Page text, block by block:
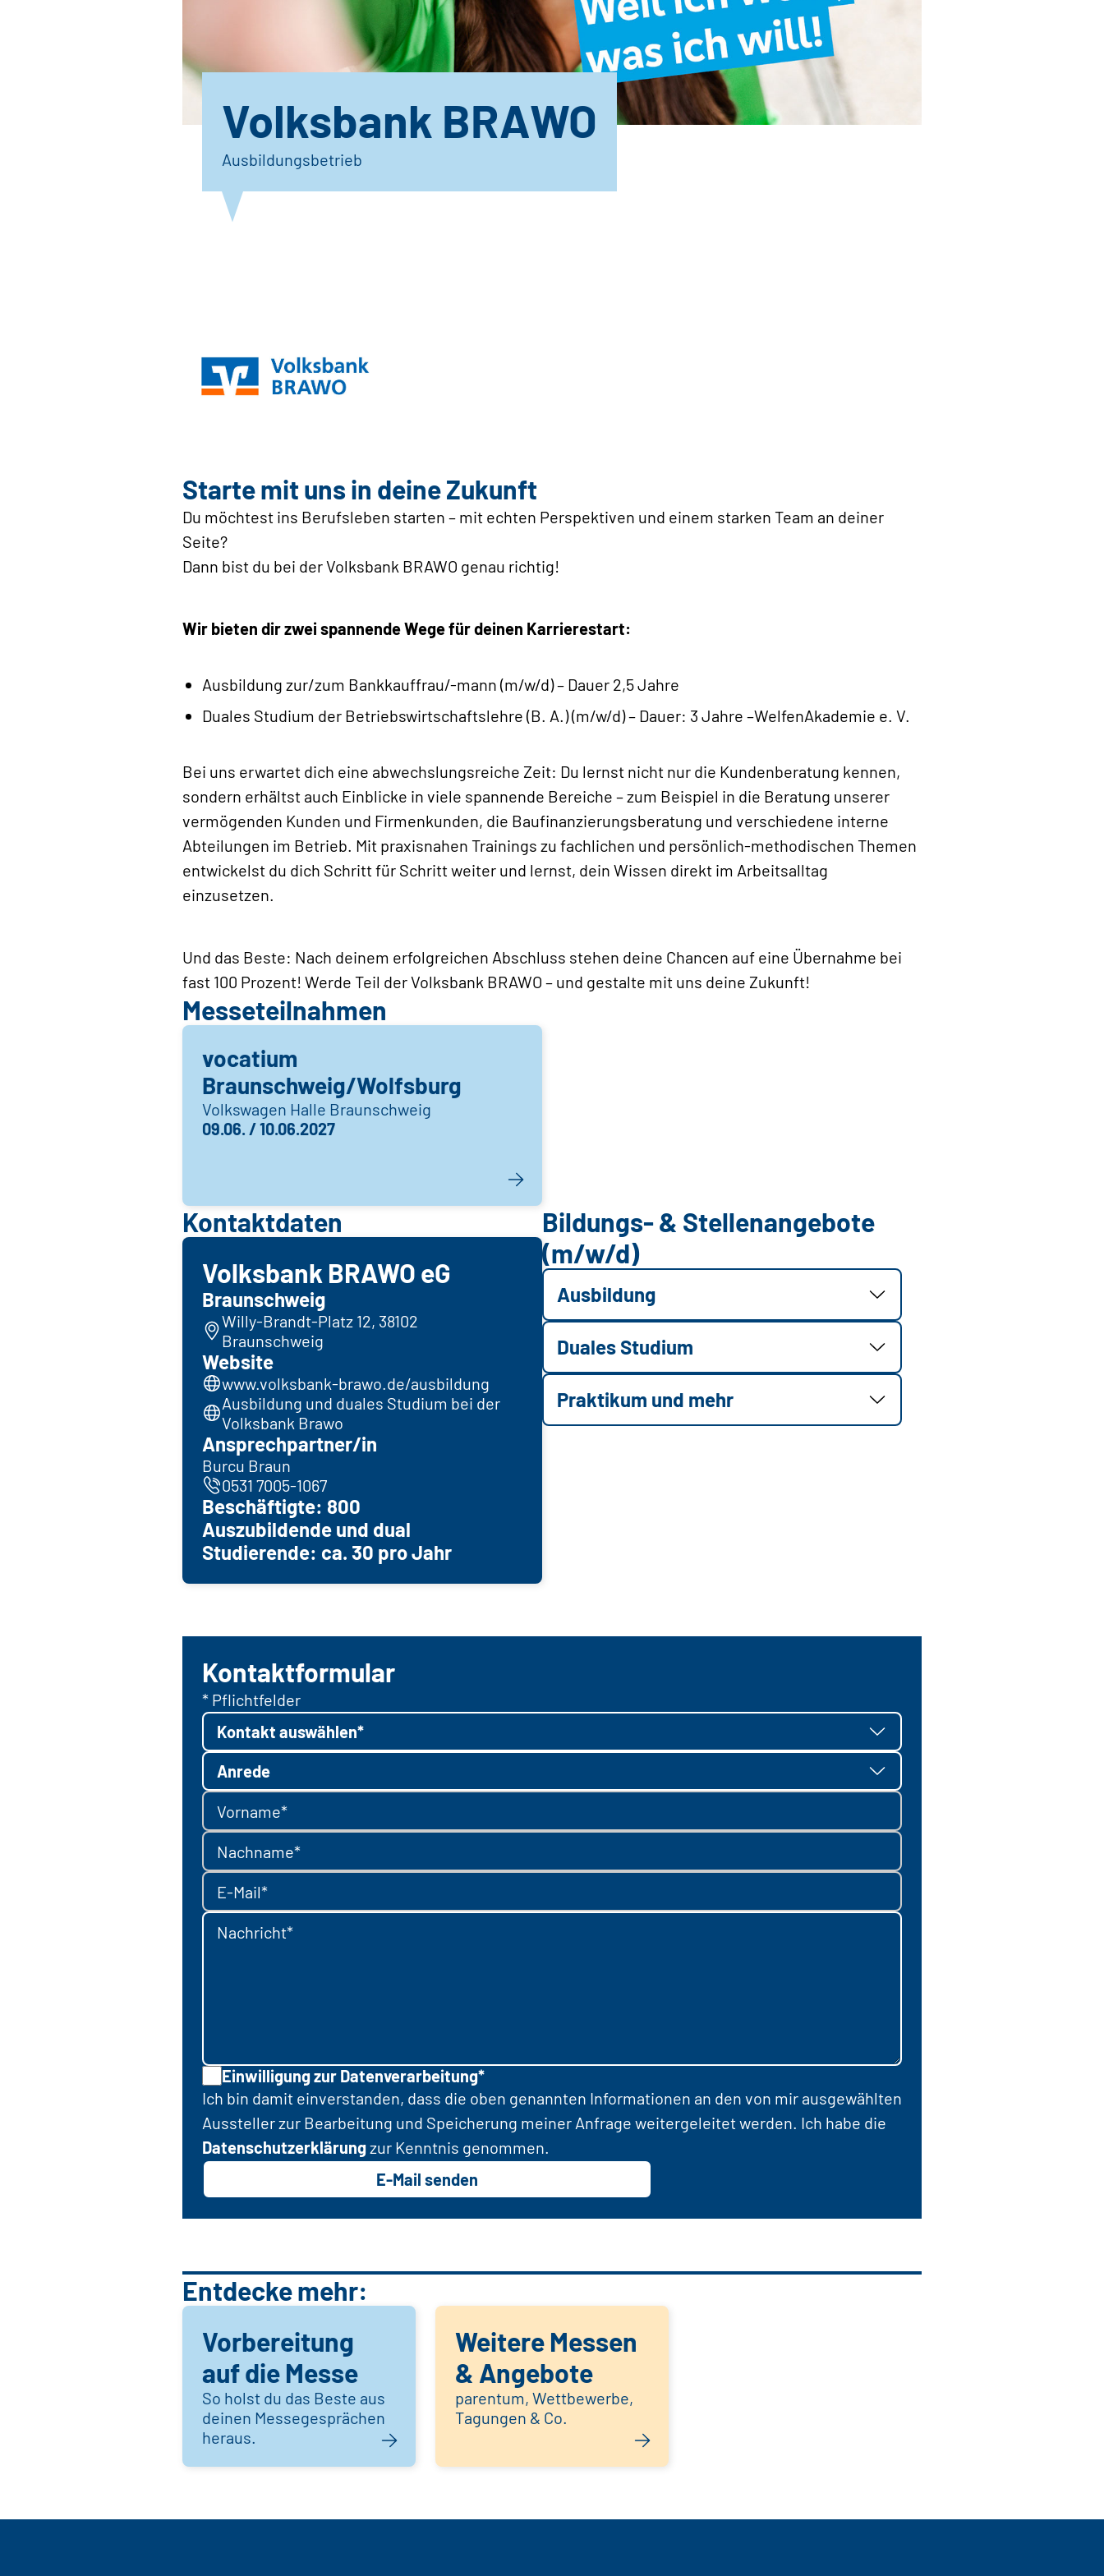
Volksbank BRAWO
Ausbildungsbetrieb
Starte mit uns in deine Zukunft
Du möchtest ins Berufsleben starten – mit echten Perspektiven und einem starken Team an deiner
Seite?
Dann bist du bei der Volksbank BRAWO genau richtig!
Wir bieten dir zwei spannende Wege für deinen Karrierestart:
Ausbildung zur/zum Bankkauffrau/-mann (m/w/d) – Dauer 2,5 Jahre
Duales Studium der Betriebswirtschaftslehre (B. A.) (m/w/d) – Dauer: 3 Jahre –WelfenAkademie e. V.
Bei uns erwartet dich eine abwechslungsreiche Zeit: Du lernst nicht nur die Kundenberatung kennen,
sondern erhältst auch Einblicke in viele spannende Bereiche – zum Beispiel in die Beratung unserer
vermögenden Kunden und Firmenkunden, die Baufinanzierungsberatung und verschiedene interne
Abteilungen im Betrieb. Mit praxisnahen Trainings zu fachlichen und persönlich-methodischen Themen
entwickelst du dich Schritt für Schritt weiter und lernst, dein Wissen direkt im Arbeitsalltag
einzusetzen.
Und das Beste: Nach deinem erfolgreichen Abschluss stehen deine Chancen auf eine Übernahme bei
fast 100 Prozent! Werde Teil der Volksbank BRAWO – und gestalte mit uns deine Zukunft!
Messeteilnahmen
vocatium
Braunschweig/Wolfsburg
Volkswagen Halle Braunschweig
09.06. / 10.06.2027
Kontaktdaten
Volksbank BRAWO eG
Braunschweig
Willy-Brandt-Platz 12, 38102
Braunschweig
Website
www.volksbank-brawo.de/ausbildung
Ausbildung und duales Studium bei der
Volksbank Brawo
Ansprechpartner/in
Burcu Braun
0531 7005-1067
Beschäftigte: 800
Auszubildende und dual
Studierende: ca. 30 pro Jahr
Bildungs- & Stellenangebote
(m/w/d)
Ausbildung
Duales Studium
Praktikum und mehr
Kontaktformular
* Pflichtfelder
Kontakt auswählen*
Anrede
Vorname*
Nachname*
E-Mail*
Nachricht*
Einwilligung zur Datenverarbeitung*
Ich bin damit einverstanden, dass die oben genannten Informationen an den von mir ausgewählten
Aussteller zur Bearbeitung und Speicherung meiner Anfrage weitergeleitet werden. Ich habe die
Datenschutzerklärungzur Kenntnis genommen.
E-Mail senden
Entdecke mehr:
Vorbereitung
auf die Messe
So holst du das Beste aus
deinen Messegesprächen
heraus.
Weitere Messen
& Angebote
parentum, Wettbewerbe,
Tagungen & Co.